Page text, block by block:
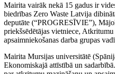
Mairita vairāk nekā 15 gadus ir
biedrības Zero Waste Latvija
deputāte (“PROGRESĪVIE”),
priekšsēdētājas vietniece, Atkritumu
apsaimniekošanas darba grupas
Mairita Mursijas universitātē
Ekonomiskajā attīstībā un